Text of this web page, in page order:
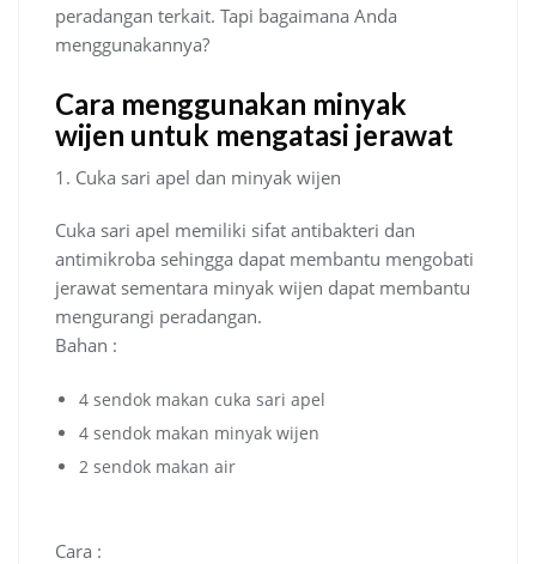
peradangan terkait. Tapi bagaimana Anda
menggunakannya?
Cara menggunakan minyak
wijen untuk mengatasi jerawat
1. Cuka sari apel dan minyak wijen
Cuka sari apel memiliki sifat antibakteri dan
antimikroba sehingga dapat membantu mengobati
jerawat sementara minyak wijen dapat membantu
mengurangi peradangan.
Bahan :
4 sendok makan cuka sari apel
4 sendok makan minyak wijen
2 sendok makan air
Cara :